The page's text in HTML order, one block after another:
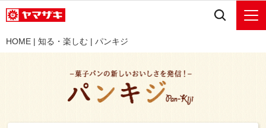
HOME | 知る・楽しむ | パンキジ